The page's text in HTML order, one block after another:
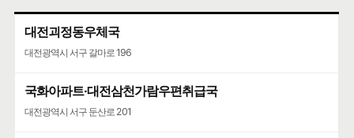
대전괴정동우체국
대전광역시 서구 갈마로 196
국화아파트·대전삼천가람우편취급국
대전광역시 서구 둔산로 201